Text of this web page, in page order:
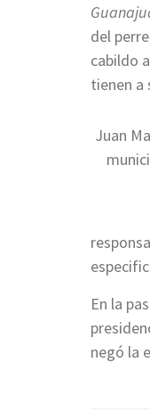
del
cabildo
tienen a
Juan
En la
negó la